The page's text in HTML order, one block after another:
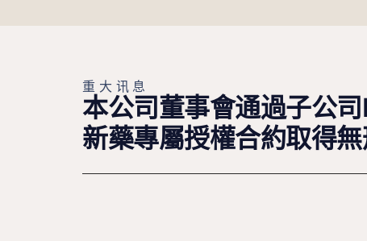
重大讯息
本公司董事會通過子公
新藥專屬授權合約取得